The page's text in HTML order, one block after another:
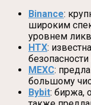
Binance:
широким
уровнем
HTX:
MEXC:
большому
Bybit: биржа,